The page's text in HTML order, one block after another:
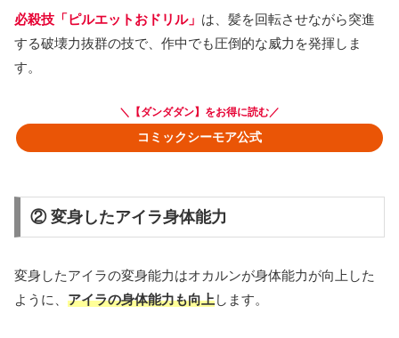
必殺技「ピルエットおドリル」 は、髪を回転させながら突進
する破壊力抜群の技で、作中でも圧倒的な威力を発揮しま
す。
＼【ダンダダン】をお得に読む／
コミックシーモア公式
② 変身したアイラ身体能力
変身したアイラの変身能力はオカルンが身体能力が向上した
ように、 アイラの身体能力も向上します。